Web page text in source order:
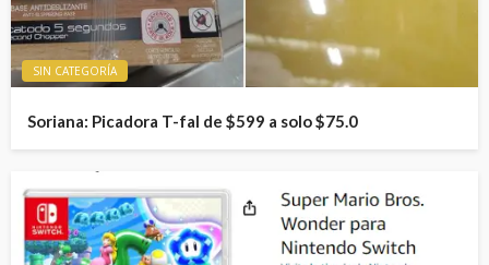
SIN CATEGORÍA
Soriana: Picadora T-fal de $599 a solo $75.0